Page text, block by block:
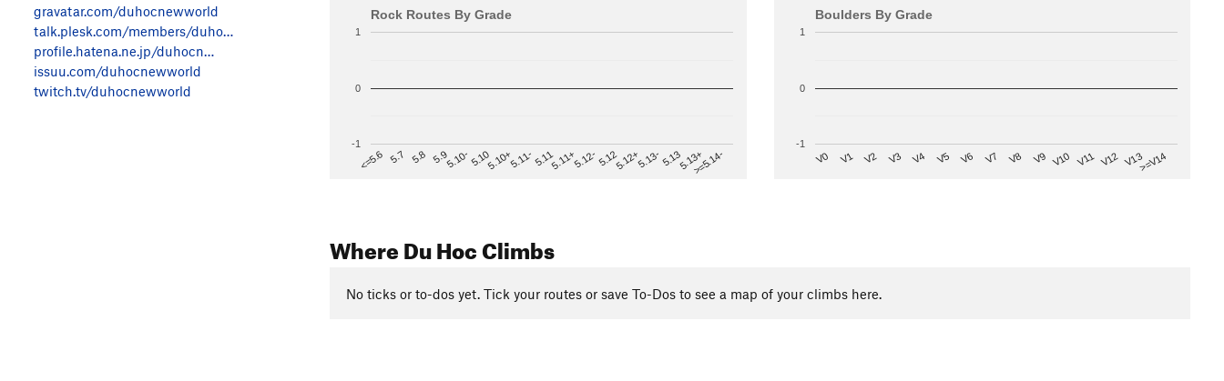
gravatar.com/duhocnewworld
talk.plesk.com/members/duho…
profile.hatena.ne.jp/duhocn…
issuu.com/duhocnewworld
twitch.tv/duhocnewworld
Rock Routes By Grade
<=5.6 5.7 5.8 5.95.10-5.105.10+5.11-5.115.11+5.12-5.125.12+5.13-5.135.13+>=5.14-
-1
0
1
Boulders By Grade
V0 V1 V2 V3 V4 V5 V6 V7 V8 V9 V10 V11 V12 V13>=V14
-1
0
1
Where Du Hoc Climbs
No ticks or to-dos yet. Tick your routes or save To-Dos to see a map of your climbs here.